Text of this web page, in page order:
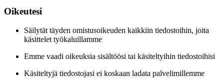
Oikeutesi
Säilytät täyden omistusoikeuden kaikkiin tiedostoihin, joita
käsittelet työkaluillamme
Emme vaadi oikeuksia sisältöösi tai käsiteltyihin tiedostoihisi
Käsiteltyjä tiedostojasi ei koskaan ladata palvelimillemme